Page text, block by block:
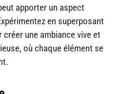
apporter un aspect
en superposant
une ambiance vive et
où chaque élément se